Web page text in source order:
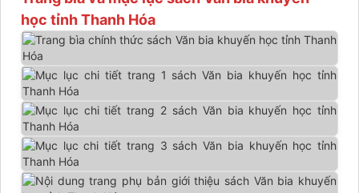
học tỉnh Thanh Hóa